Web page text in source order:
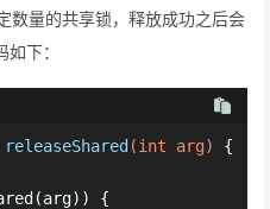
数量的共享锁，释放成功之后会
下：
releaseShared (int arg)
{
{